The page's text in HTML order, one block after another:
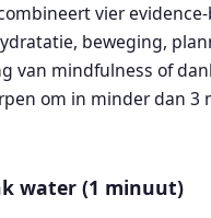
vier
beweging,
van mindfulness of
om in minder dan 3
water (1 minuut)